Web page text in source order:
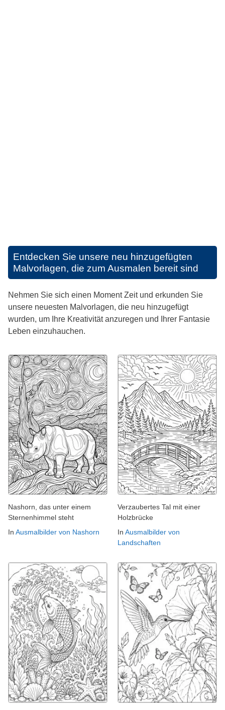
Entdecken Sie unsere neu hinzugefügten
Malvorlagen, die zum Ausmalen bereit sind
Nehmen Sie sich einen Moment Zeit und erkunden Sie
unsere neuesten Malvorlagen, die neu hinzugefügt
wurden, um Ihre Kreativität anzuregen und Ihrer Fantasie
Leben einzuhauchen.
Nashorn, das unter einem
Sternenhimmel steht
In Ausmalbilder von Nashorn
Verzaubertes Tal mit einer
Holzbrücke
In Ausmalbilder von
Landschaften